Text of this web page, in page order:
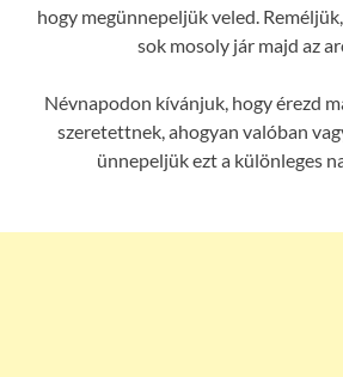
hogy megünnepeljük veled.
sok mosoly jár majd az
Névnapodon kívánjuk, hogy érezd
szeretettnek, ahogyan valóban
ünnepeljük ezt a különleges